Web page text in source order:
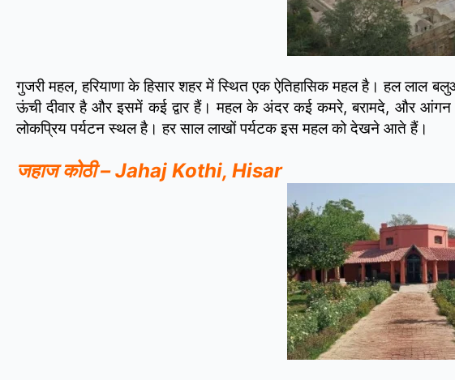
गुजरी महल, हरियाणा के हिसार शहर में स्थित एक ऐतिहासिक महल है। हल लाल
ऊंची दीवार है और इसमें कई द्वार हैं। महल के अंदर कई कमरे, बरामदे, और
लोकप्रिय पर्यटन स्थल है। हर साल लाखों पर्यटक इस महल को देखने आते हैं।
जहाज कोठी – Jahaj Kothi, Hisar